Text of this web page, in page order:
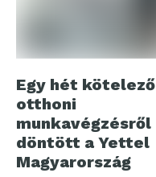
Egy hét kötelező
otthoni
munkavégzésről
döntött a Yettel
Magyarország